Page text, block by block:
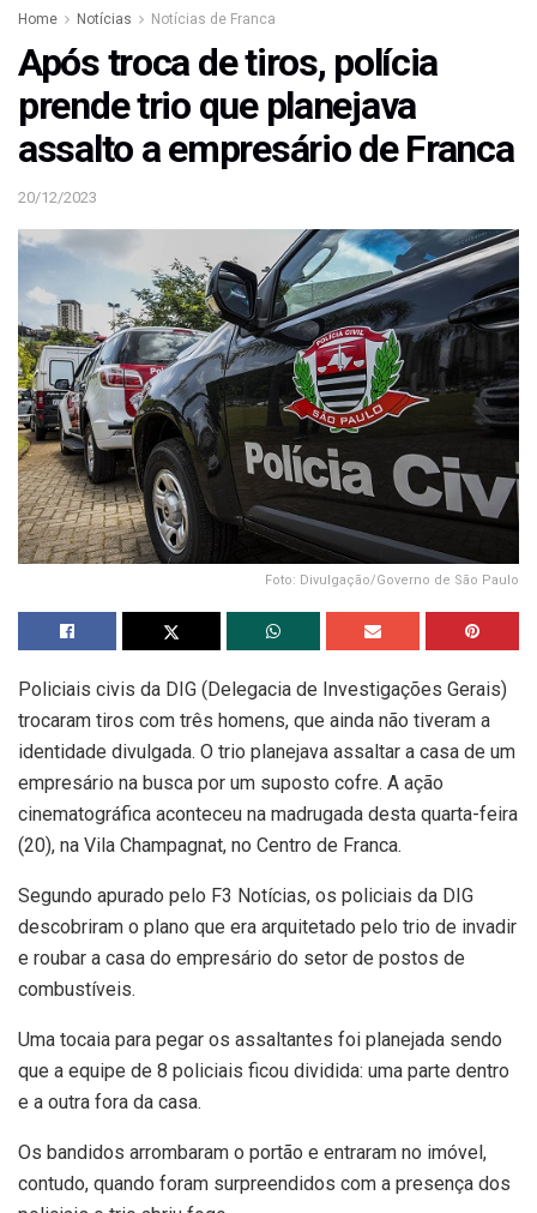
Home Notícias Notícias de Franca
Após troca de tiros, polícia
prende trio que planejava
assalto a empresário de Franca
20/12/2023
Foto: Divulgação/Governo de São Paulo
Policiais civis da DIG (Delegacia de Investigações Gerais)
trocaram tiros com três homens, que ainda não tiveram a
identidade divulgada. O trio planejava assaltar a casa de um
empresário na busca por um suposto cofre. A ação
cinematográfica aconteceu na madrugada desta quarta-feira
(20), na Vila Champagnat, no Centro de Franca.
Segundo apurado pelo F3 Notícias, os policiais da DIG
descobriram o plano que era arquitetado pelo trio de invadir
e roubar a casa do empresário do setor de postos de
combustíveis.
Uma tocaia para pegar os assaltantes foi planejada sendo
que a equipe de 8 policiais ficou dividida: uma parte dentro
e a outra fora da casa.
Os bandidos arrombaram o portão e entraram no imóvel,
contudo, quando foram surpreendidos com a presença dos